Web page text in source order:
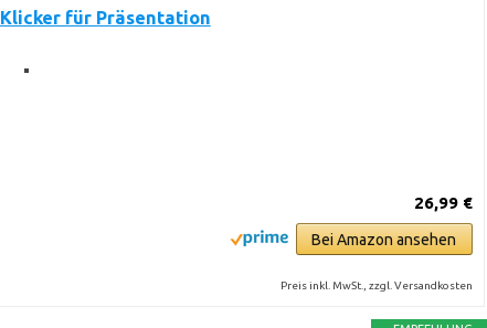
Klicker für Präsentation
26,99 €
Bei Amazon ansehen
Preis inkl. MwSt., zzgl. Versandkosten